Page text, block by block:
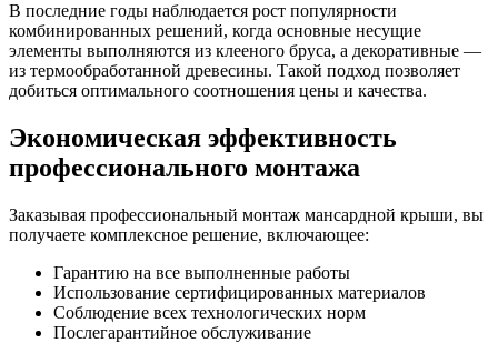
В последние годы наблюдается рост популярности
комбинированных решений, когда основные несущие
элементы выполняются из клееного бруса, а декоративные —
из термообработанной древесины. Такой подход позволяет
добиться оптимального соотношения цены и качества.
Экономическая эффективность
профессионального монтажа
Заказывая профессиональный монтаж мансардной крыши, вы
получаете комплексное решение, включающее:
Гарантию на все выполненные работы
Использование сертифицированных материалов
Соблюдение всех технологических норм
Послегарантийное обслуживание